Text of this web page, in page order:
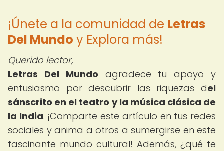
¡Únete a la comunidad de Letras
Del Mundo y Explora más!
Querido lector,
Letras Del Mundo agradece tu apoyo y
entusiasmo por descubrir las riquezas del
sánscrito en el teatro y la música clásica de
la India. ¡Comparte este artículo en tus redes
sociales y anima a otros a sumergirse en este
fascinante mundo cultural! Además, ¿qué te